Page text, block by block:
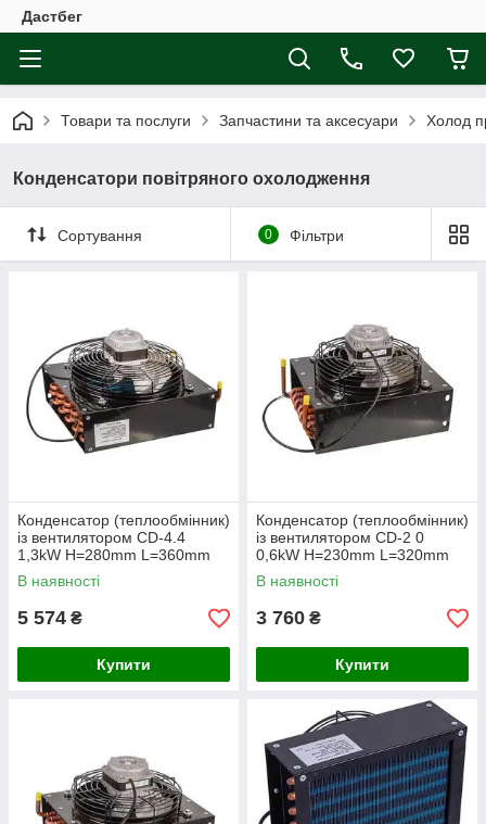
Дастбег
Товари та послуги Запчастини та аксесуари Холод
Конденсатори повітряного охолодження
Сортування 0 Фільтри
Конденсатор (теплообмінник)
із вентилятором CD-4.4
1,3kW H=280mm L=360mm
В наявності
5 574 ₴
Купити
Конденсатор (теплообмінник)
із вентилятором CD-2 0
0,6kW H=230mm L=320mm
В наявності
3 760 ₴
Купити